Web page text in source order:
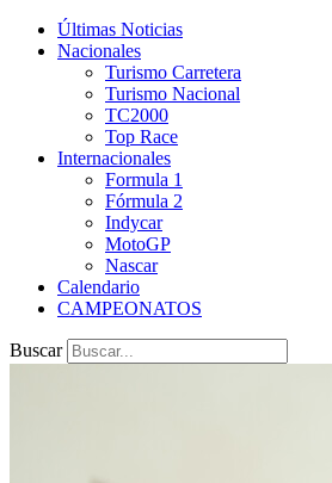
Últimas Noticias
Nacionales
Turismo Carretera
Turismo Nacional
TC2000
Top Race
Internacionales
Formula 1
Fórmula 2
Indycar
MotoGP
Nascar
Calendario
CAMPEONATOS
Buscar